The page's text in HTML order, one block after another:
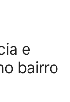
e
bairro